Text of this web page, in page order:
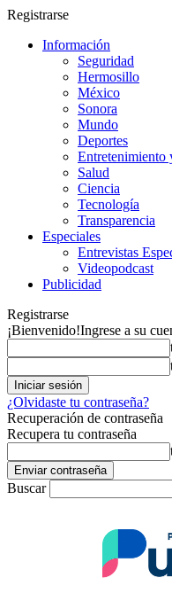
Registrarse
Información
Seguridad
Hermosillo
México
Sonora
Mundo
Deportes
Entretenimiento
Salud
Ciencia
Tecnología
Transparencia
Especiales
Entrevistas
Videopodcast
Publicidad
Registrarse
¡Bienvenido!Ingrese a su
¿Olvidaste tu contraseña?
Recuperación de contraseña
Recupera tu contraseña
Buscar